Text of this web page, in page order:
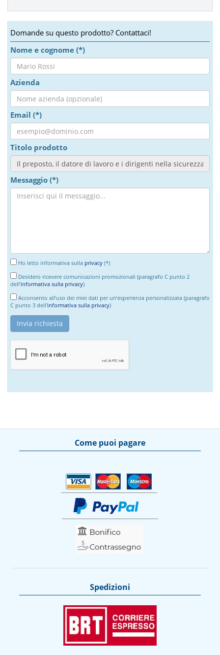
Domande su questo prodotto? Contattaci!
Nome e cognome (*)
Azienda
Email (*)
Titolo prodotto
Messaggio (*)
Ho letto informativa sulla privacy (*)
Desidero ricevere comunicazioni promozionali (paragrafo C punto 2
dell'informativa sulla privacy)
Acconsento all’uso dei miei dati per un’esperienza personalizzata (paragrafo
C punto 3 dell'informativa sulla privacy)
Come puoi pagare
Spedizioni